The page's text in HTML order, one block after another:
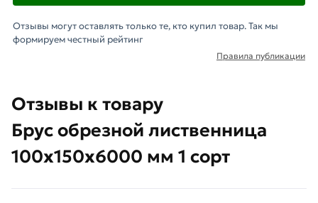
Отзывы к товару
Брус обрезной лиственница
100х150х6000 мм 1 сорт
Отзывы могут оставлять только те, кто купил товар. Так мы
формируем честный рейтинг
Правила публикации